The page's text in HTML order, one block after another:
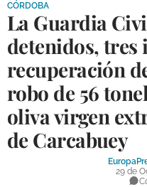
DEPORTES
COMPETICIONES
DEPORTE BASE
OPINIÓN
VENTANA CIUDADANA
CÓRDOBA
La Guardia
detenidos, tres
recuperación
robo de 56
oliva virgen
de Carcabuey
29 de